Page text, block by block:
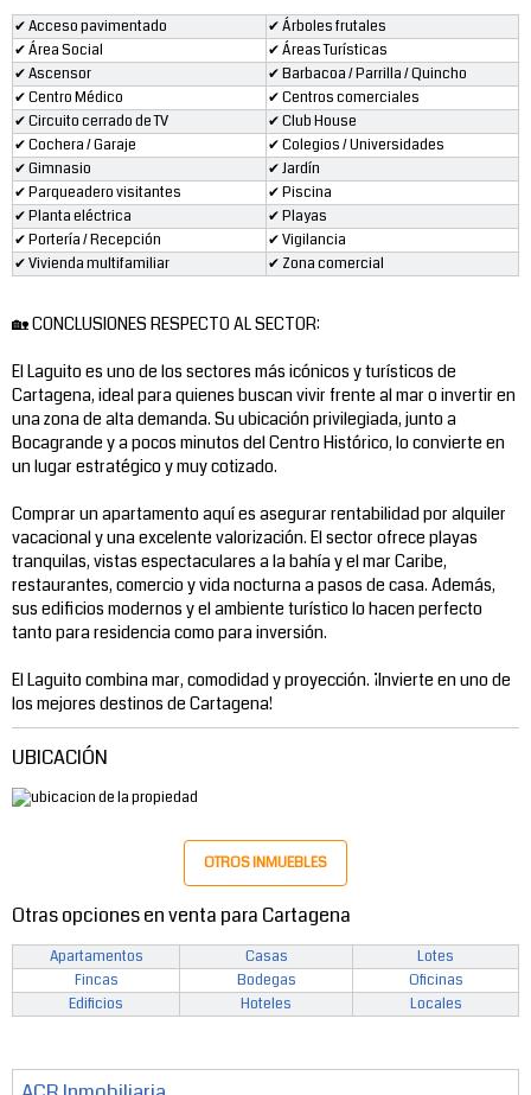
✔ Acceso pavimentado
✔ Árboles frutales
✔ Área Social
✔ Áreas Turísticas
✔ Ascensor
✔ Barbacoa / Parrilla / Quincho
✔ Centro Médico
✔ Centros comerciales
✔ Circuito cerrado de TV
✔ Club House
✔ Cochera / Garaje
✔ Colegios / Universidades
✔ Gimnasio
✔ Jardín
✔ Parqueadero visitantes
✔ Piscina
✔ Planta eléctrica
✔ Playas
✔ Portería / Recepción
✔ Vigilancia
✔ Vivienda multifamiliar
✔ Zona comercial
🏡 CONCLUSIONES RESPECTO AL SECTOR:
El Laguito es uno de los sectores más icónicos y turísticos de
Cartagena, ideal para quienes buscan vivir frente al mar o invertir en
una zona de alta demanda. Su ubicación privilegiada, junto a
Bocagrande y a pocos minutos del Centro Histórico, lo convierte en
un lugar estratégico y muy cotizado.
Comprar un apartamento aquí es asegurar rentabilidad por alquiler
vacacional y una excelente valorización. El sector ofrece playas
tranquilas, vistas espectaculares a la bahía y el mar Caribe,
restaurantes, comercio y vida nocturna a pasos de casa. Además,
sus edificios modernos y el ambiente turístico lo hacen perfecto
tanto para residencia como para inversión.
El Laguito combina mar, comodidad y proyección. ¡Invierte en uno de
los mejores destinos de Cartagena!
UBICACIÓN
OTROS INMUEBLES
Otras opciones en venta para Cartagena
Apartamentos Casas
Lotes
Fincas
Bodegas
Oficinas
Edificios
Hoteles Locales